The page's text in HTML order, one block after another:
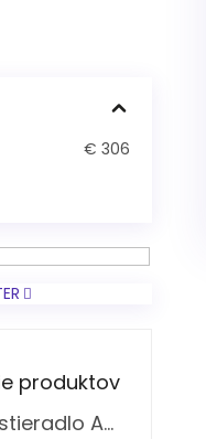
€ 306
produktov
Bavlnené jersey prestieradlo Amber zelené Decoking